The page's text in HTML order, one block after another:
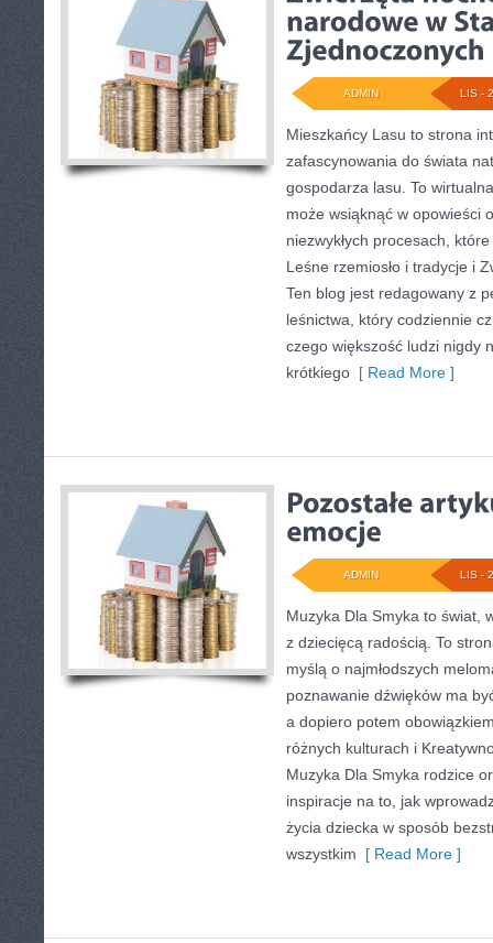
LIS -
ADMIN
Mieszkańcy Lasu to strona
zafascynowania do świata
gospodarza lasu. To
może wsiąknąć w opowieści
niezwykłych procesach,
Leśne rzemiosło i tradycje i
Ten blog jest redagowany z
leśnictwa, który codziennie
czego większość ludzi nigdy
krótkiego [ Read More ]
LIS -
ADMIN
Muzyka Dla Smyka to świat,
z dziecięcą radością. To
myślą o najmłodszych
poznawanie dźwięków ma
a dopiero potem
różnych kulturach i
Muzyka Dla Smyka rodzice
inspiracje na to, jak
życia dziecka w sposób
wszystkim [ Read More ]